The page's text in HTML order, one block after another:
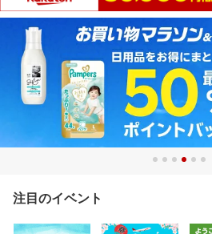
注目のイベント